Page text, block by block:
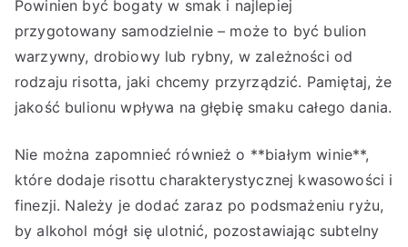
Powinien być bogaty w smak i najlepiej
przygotowany samodzielnie – może to być bulion
warzywny, drobiowy lub rybny, w zależności od
rodzaju risotta, jaki chcemy przyrządzić. Pamiętaj, że
jakość bulionu wpływa na głębię smaku całego dania.
Nie można zapomnieć również o **białym winie**,
które dodaje risottu charakterystycznej kwasowości i
finezji. Należy je dodać zaraz po podsmażeniu ryżu,
by alkohol mógł się ulotnić, pozostawiając subtelny